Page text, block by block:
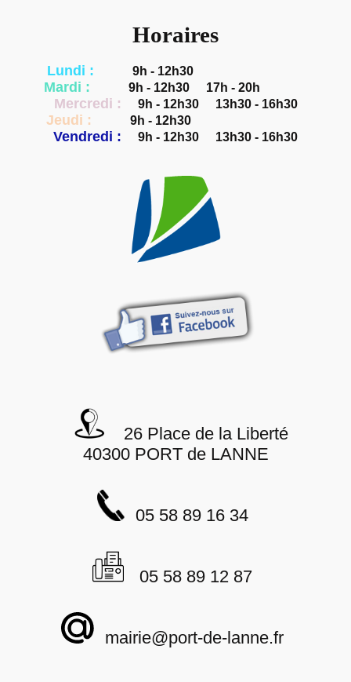
Horaires
Lundi : 9h - 12h30
Mardi : 9h - 12h30 17h - 20h
Mercredi : 9h - 12h30 13h30 - 16h30
Jeudi : 9h - 12h30
Vendredi : 9h - 12h30 13h30 - 16h30
26 Place de la Liberté
40300 PORT de LANNE
05 58 89 16 34
05 58 89 12 87
mairie@port-de-lanne.fr